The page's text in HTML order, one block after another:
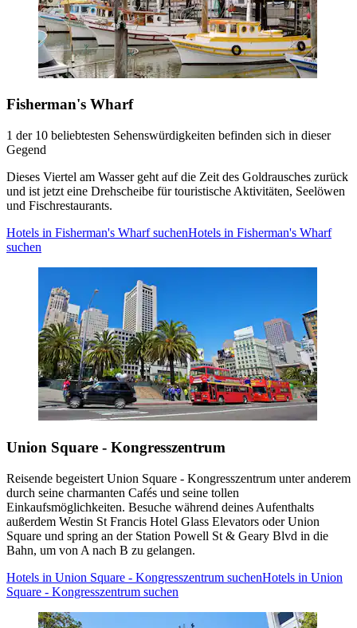
Fisherman's Wharf
1 der 10 beliebtesten Sehenswürdigkeiten befinden sich in dieser
Gegend
Dieses Viertel am Wasser geht auf die Zeit des Goldrausches zurück
und ist jetzt eine Drehscheibe für touristische Aktivitäten, Seelöwen
und Fischrestaurants.
Hotels in Fisherman's Wharf suchenHotels in Fisherman's Wharf
suchen
Union Square - Kongresszentrum
Reisende begeistert Union Square - Kongresszentrum unter anderem
durch seine charmanten Cafés und seine tollen
Einkaufsmöglichkeiten. Besuche während deines Aufenthalts
außerdem Westin St Francis Hotel Glass Elevators oder Union
Square und spring an der Station Powell St & Geary Blvd in die
Bahn, um von A nach B zu gelangen.
Hotels in Union Square - Kongresszentrum suchenHotels in Union
Square - Kongresszentrum suchen